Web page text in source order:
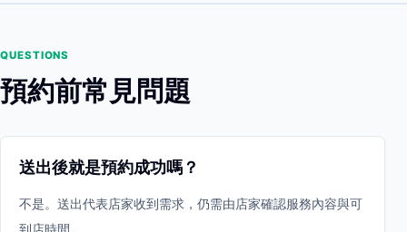
QUESTIONS
預約前常見問題
送出後就是預約成功嗎？
不是。送出代表店家收到需求，仍需由店家確認服務內容與可
到店時間。